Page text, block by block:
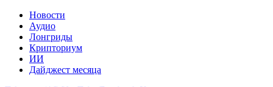
Новости
Аудио
Лонгриды
Крипториум
ИИ
Дайджест месяца